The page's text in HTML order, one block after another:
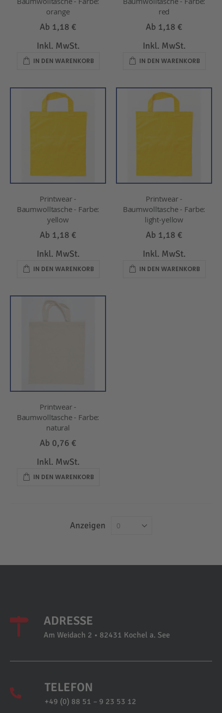
orange
Ab 1,18 €
Inkl. MwSt.
IN DEN WARENKORB
red
Ab 1,18 €
Inkl. MwSt.
IN DEN WARENKORB
Printwear -
Baumwolltasche - Farbe:
yellow
Ab 1,18 €
Inkl. MwSt.
IN DEN WARENKORB
Printwear -
Baumwolltasche - Farbe:
light-yellow
Ab 1,18 €
Inkl. MwSt.
IN DEN WARENKORB
Printwear -
Baumwolltasche - Farbe:
natural
Ab 0,76 €
Inkl. MwSt.
IN DEN WARENKORB
Anzeigen
ADRESSE
Am Weidach 2 • 82431 Kochel a. See
TELEFON
+49 (0) 88 51 – 9 23 53 12